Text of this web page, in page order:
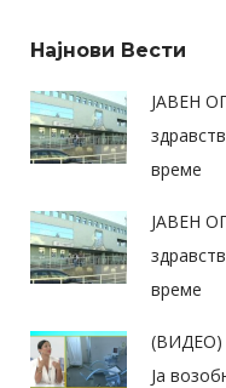
Најнови Вести
ЈАВЕН
време
ЈАВЕН
време
(ВИДЕО)
Ја